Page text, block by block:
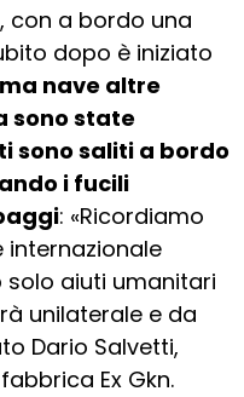
con a bordo una
dopo è iniziato
nave altre
sono state
sono saliti a bordo
i fucili
: «Ricordiamo
internazionale
aiuti umanitari
unilaterale e da
Dario Salvetti,
Ex Gkn.